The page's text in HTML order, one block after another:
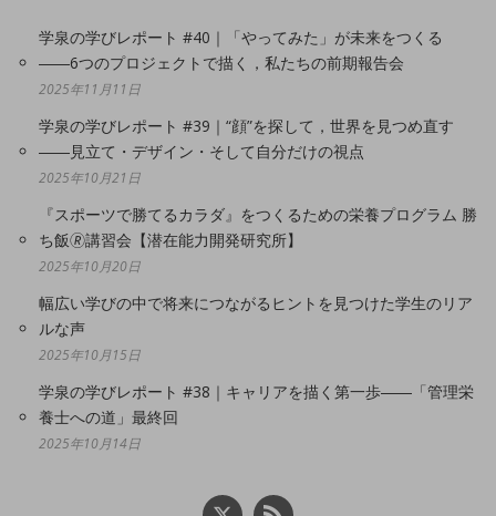
学泉の学びレポート #40｜「やってみた」が未来をつくる
――6つのプロジェクトで描く，私たちの前期報告会
2025年11月11日
学泉の学びレポート #39｜“顔”を探して，世界を見つめ直す
――見立て・デザイン・そして自分だけの視点
2025年10月21日
『スポーツで勝てるカラダ』をつくるための栄養プログラム 勝
ち飯🄬講習会【潜在能力開発研究所】
2025年10月20日
幅広い学びの中で将来につながるヒントを見つけた学生のリア
ルな声
2025年10月15日
学泉の学びレポート #38｜キャリアを描く第一歩――「管理栄
養士への道」最終回
2025年10月14日